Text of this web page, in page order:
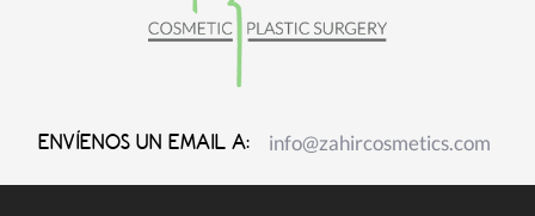
ENVÍENOS UN EMAIL A: info@zahircosmetics.com